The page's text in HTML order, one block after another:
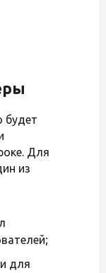
будет
Для
из
для